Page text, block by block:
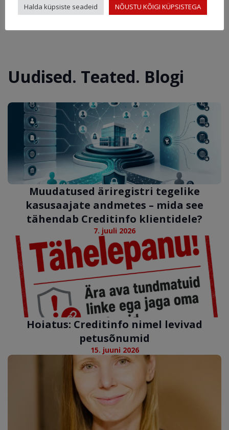
Uudised. Teated. Blogi
Muudatused äriregistri tegelike
kasusaajate andmetes – mida see
tähendab Creditinfo klientidele?
7. juuli 2026
Hoiatus: Creditinfo nimel levivad
petusõnumid
15. juuni 2026
Halda küpsiste seadeid NÕUSTU KÕIGI KÜPSISTEGA